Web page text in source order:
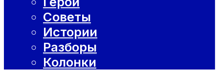
Советы
Истории
Разборы
Колонки